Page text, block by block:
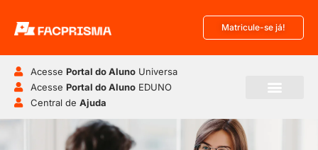
Matricule-se já!
Acesse Portal do AlunoUniversa
Acesse Portal do AlunoEDUNO
Central de Ajuda